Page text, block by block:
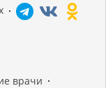
врачи